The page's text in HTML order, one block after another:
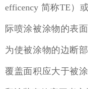
efficency 简称TE）
际喷涂被涂物的表
为使被涂物的边断
覆盖面积应大于被